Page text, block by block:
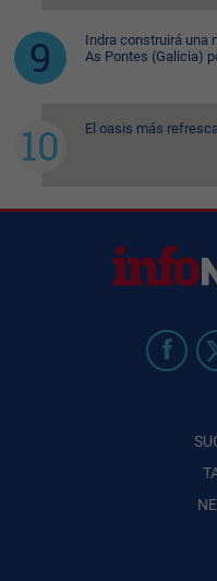
Indra construirá una
As Pontes (Galicia)
El oasis más